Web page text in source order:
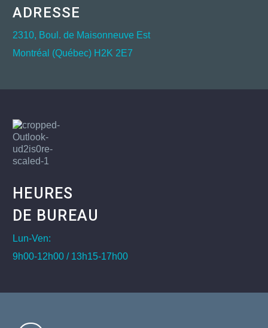
ADRESSE
2310, Boul. de Maisonneuve Est
Montréal (Québec) H2K 2E7
HEURES
DE BUREAU
Lun-Ven:
9h00-12h00 / 13h15-17h00